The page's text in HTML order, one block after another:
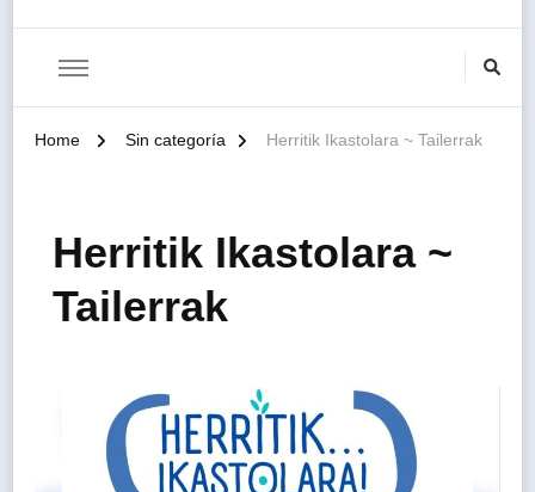
Home Sin categoría Herritik Ikastolara ~ Tailerrak
Herritik Ikastolara ~
Tailerrak